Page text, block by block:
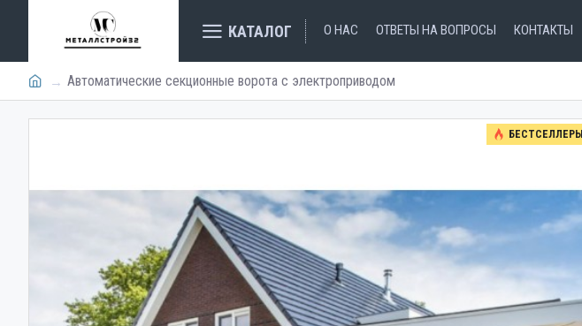
КАТАЛОГ О НАС ОТВЕТЫ НА ВОПРОСЫ КОНТАКТЫ
Автоматические секционные ворота с электроприводом
БЕСТСЕЛЛЕРЫ